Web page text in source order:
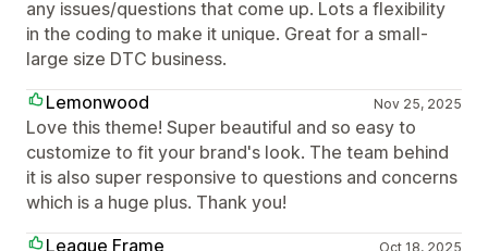
any issues/questions that come up. Lots a flexibility
in the coding to make it unique. Great for a small-
large size DTC business.
Lemonwood
Nov 25, 2025
Love this theme! Super beautiful and so easy to
customize to fit your brand's look. The team behind
it is also super responsive to questions and concerns
which is a huge plus. Thank you!
League Frame
Oct 18, 2025